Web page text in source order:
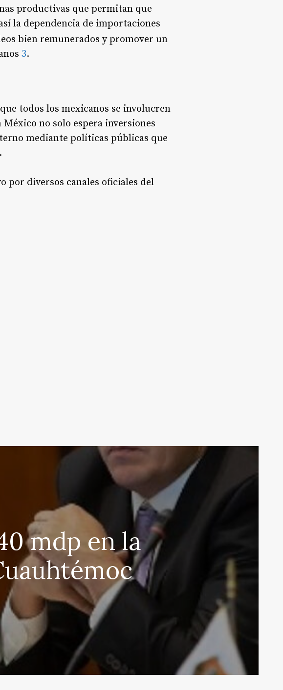
productivas que permitan que
la dependencia de importaciones
bien remunerados y promover un
3.
todos los mexicanos se involucren
no solo espera inversiones
mediante políticas públicas que
por diversos canales oficiales del
mdp en la